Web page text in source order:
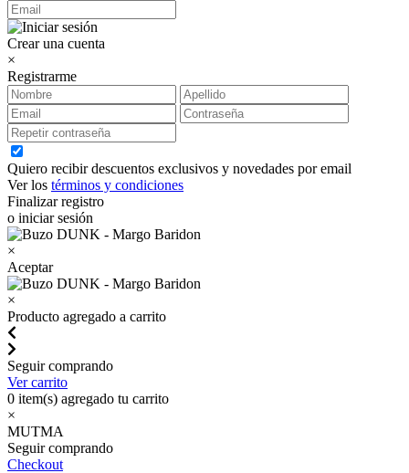
Crear una cuenta
×
Registrarme
Quiero recibir descuentos exclusivos y novedades por email
Ver los términos y condiciones
Finalizar registro
o iniciar sesión
×
Aceptar
×
Producto agregado a carrito
Seguir comprando
Ver carrito
0 item(s) agregado tu carrito
×
MUTMA
Seguir comprando
Checkout